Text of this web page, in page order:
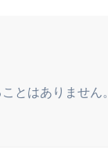
とはありません。